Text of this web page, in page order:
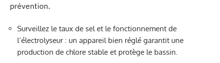
prévention.
Surveillez le taux de sel et le fonctionnement de
l’électrolyseur : un appareil bien réglé garantit une
production de chlore stable et protège le bassin.